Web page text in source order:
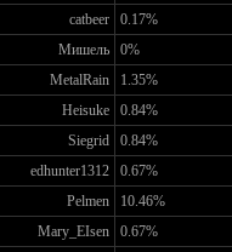
catbeer
0.17%
Мишель
0%
MetalRain
1.35%
Heisuke
0.84%
Siegrid
0.84%
edhunter1312
0.67%
Pelmen
10.46%
Mary_EIsen
0.67%